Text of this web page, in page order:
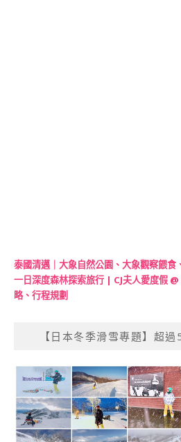
泰國清邁｜大象自然公園、大象觀察餵
一日深度森林探索旅行 | CJ夫人愛度假
略、行程規劃
【日本冬季滑雪專題】超